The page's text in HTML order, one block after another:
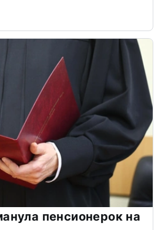
пенсионерок на